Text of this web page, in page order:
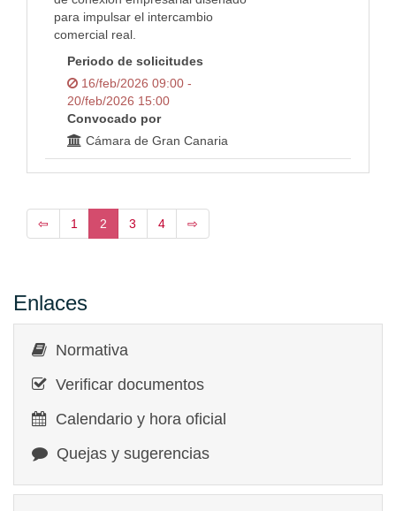
para impulsar el intercambio
comercial real.
Periodo de solicitudes
16/feb/2026 09:00 -
20/feb/2026 15:00
Convocado por
Cámara de Gran Canaria
⇦ 1 2 3 4 ⇨
Enlaces
Normativa
Verificar documentos
Calendario y hora oficial
Quejas y sugerencias